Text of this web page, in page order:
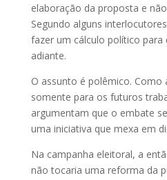
elaboração da proposta e
Segundo alguns
fazer um cálculo político para
adiante.
O assunto é polêmico. Como
somente para os futuros
argumentam que o embate
uma iniciativa que mexa em
Na campanha eleitoral, a
não tocaria uma reforma da